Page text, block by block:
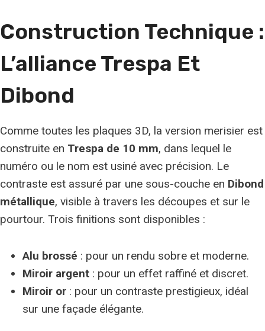
Construction Technique :
L’alliance Trespa Et
Dibond
Comme toutes les plaques 3D, la version merisier est
construite en Trespa de 10 mm, dans lequel le
numéro ou le nom est usiné avec précision. Le
contraste est assuré par une sous-couche en Dibond
métallique, visible à travers les découpes et sur le
pourtour. Trois finitions sont disponibles :
Alu brossé : pour un rendu sobre et moderne.
Miroir argent : pour un effet raffiné et discret.
Miroir or : pour un contraste prestigieux, idéal
sur une façade élégante.